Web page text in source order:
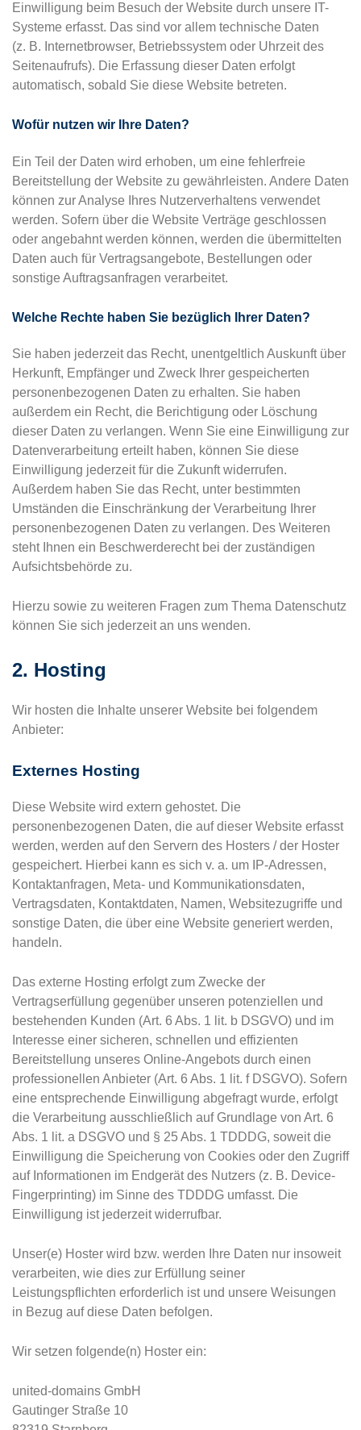
Einwilligung beim Besuch der Website durch unsere IT-
Systeme erfasst. Das sind vor allem technische Daten
(z. B. Internetbrowser, Betriebssystem oder Uhrzeit des
Seitenaufrufs). Die Erfassung dieser Daten erfolgt
automatisch, sobald Sie diese Website betreten.
Wofür nutzen wir Ihre Daten?
Ein Teil der Daten wird erhoben, um eine fehlerfreie
Bereitstellung der Website zu gewährleisten. Andere Daten
können zur Analyse Ihres Nutzerverhaltens verwendet
werden. Sofern über die Website Verträge geschlossen
oder angebahnt werden können, werden die übermittelten
Daten auch für Vertragsangebote, Bestellungen oder
sonstige Auftragsanfragen verarbeitet.
Welche Rechte haben Sie bezüglich Ihrer Daten?
Sie haben jederzeit das Recht, unentgeltlich Auskunft über
Herkunft, Empfänger und Zweck Ihrer gespeicherten
personenbezogenen Daten zu erhalten. Sie haben
außerdem ein Recht, die Berichtigung oder Löschung
dieser Daten zu verlangen. Wenn Sie eine Einwilligung zur
Datenverarbeitung erteilt haben, können Sie diese
Einwilligung jederzeit für die Zukunft widerrufen.
Außerdem haben Sie das Recht, unter bestimmten
Umständen die Einschränkung der Verarbeitung Ihrer
personenbezogenen Daten zu verlangen. Des Weiteren
steht Ihnen ein Beschwerderecht bei der zuständigen
Aufsichtsbehörde zu.
Hierzu sowie zu weiteren Fragen zum Thema Datenschutz
können Sie sich jederzeit an uns wenden.
2. Hosting
Wir hosten die Inhalte unserer Website bei folgendem
Anbieter:
Externes Hosting
Diese Website wird extern gehostet. Die
personenbezogenen Daten, die auf dieser Website erfasst
werden, werden auf den Servern des Hosters / der Hoster
gespeichert. Hierbei kann es sich v. a. um IP-Adressen,
Kontaktanfragen, Meta- und Kommunikationsdaten,
Vertragsdaten, Kontaktdaten, Namen, Websitezugriffe und
sonstige Daten, die über eine Website generiert werden,
handeln.
Das externe Hosting erfolgt zum Zwecke der
Vertragserfüllung gegenüber unseren potenziellen und
bestehenden Kunden (Art. 6 Abs. 1 lit. b DSGVO) und im
Interesse einer sicheren, schnellen und effizienten
Bereitstellung unseres Online-Angebots durch einen
professionellen Anbieter (Art. 6 Abs. 1 lit. f DSGVO). Sofern
eine entsprechende Einwilligung abgefragt wurde, erfolgt
die Verarbeitung ausschließlich auf Grundlage von Art. 6
Abs. 1 lit. a DSGVO und § 25 Abs. 1 TDDDG, soweit die
Einwilligung die Speicherung von Cookies oder den Zugriff
auf Informationen im Endgerät des Nutzers (z. B. Device-
Fingerprinting) im Sinne des TDDDG umfasst. Die
Einwilligung ist jederzeit widerrufbar.
Unser(e) Hoster wird bzw. werden Ihre Daten nur insoweit
verarbeiten, wie dies zur Erfüllung seiner
Leistungspflichten erforderlich ist und unsere Weisungen
in Bezug auf diese Daten befolgen.
Wir setzen folgende(n) Hoster ein:
united-domains GmbH
Gautinger Straße 10